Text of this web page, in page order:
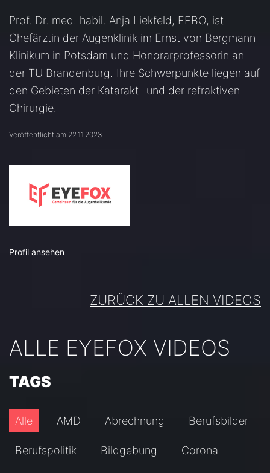
Prof. Dr. med. habil. Anja Liekfeld, FEBO, ist
Chefärztin der Augenklinik im Ernst von Bergmann
Klinikum in Potsdam und Honorarprofessorin an
der TU Brandenburg. Ihre Schwerpunkte liegen auf
den Gebieten der Katarakt- und der refraktiven
Chirurgie.
Veröffentlicht am 22.11.2023
Profil ansehen
ZURÜCK ZU ALLEN VIDEOS
ALLE EYEFOX VIDEOS
TAGS
Alle AMD Abrechnung Berufsbilder
Berufspolitik Bildgebung Corona